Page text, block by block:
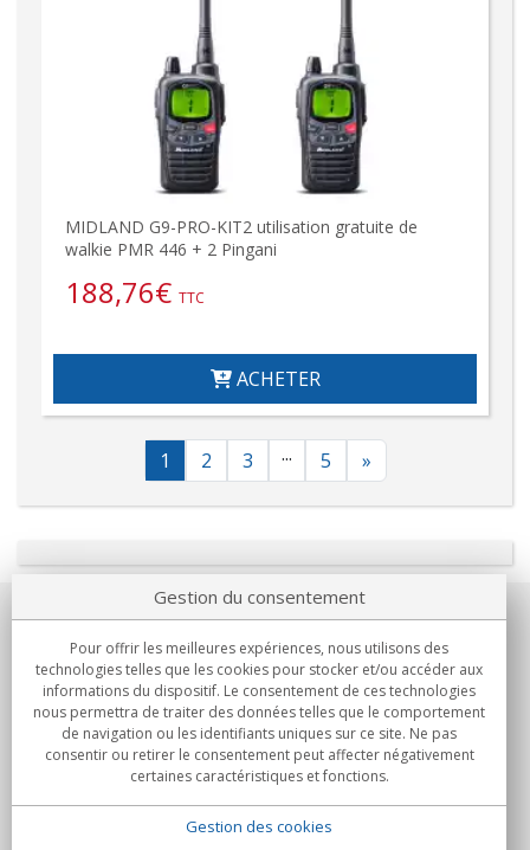
MIDLAND G9-PRO-KIT2 utilisation gratuite de
walkie PMR 446 + 2 Pingani
188,76€ TTC
ACHETER
1 2 3 ... 5 »
Notre société
Engagements
Achats
Gestion du consentement
Pour offrir les meilleures expériences, nous utilisons des
technologies telles que les cookies pour stocker et/ou accéder aux
informations du dispositif. Le consentement de ces technologies
nous permettra de traiter des données telles que le comportement
de navigation ou les identifiants uniques sur ce site. Ne pas
consentir ou retirer le consentement peut affecter négativement
certaines caractéristiques et fonctions.
Gestion des cookies